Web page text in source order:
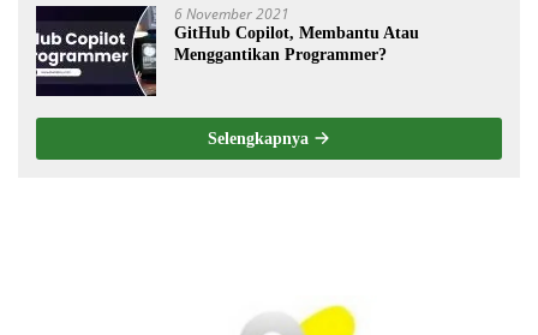
6 November 2021
GitHub Copilot, Membantu Atau
Menggantikan Programmer?
Selengkapnya